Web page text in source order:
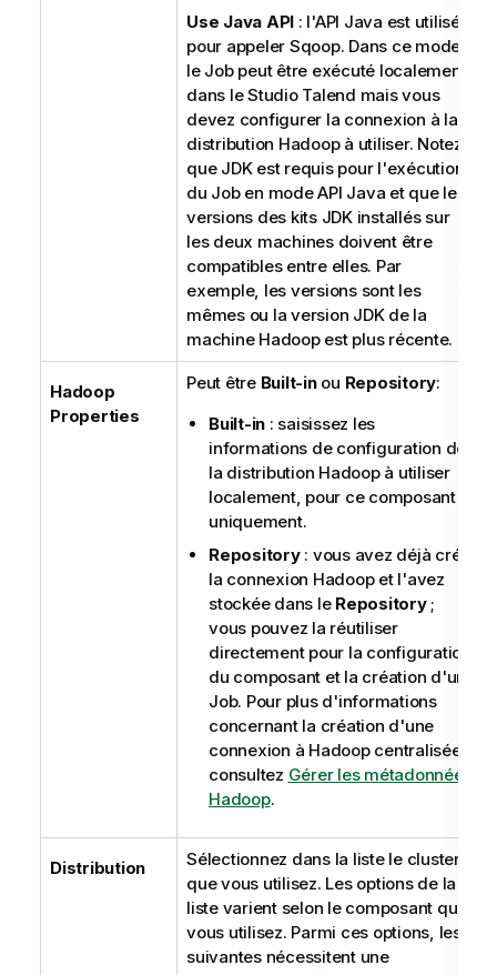
Use Java API : l'API Java est utilisée
pour appeler Sqoop. Dans ce mode,
le Job peut être exécuté localement
dans leStudio Talend mais vous
devez configurer la connexion à la
distribution Hadoop à utiliser. Notez
que JDK est requis pour l'exécution
du Job en mode API Java et que les
versions des kits JDK installés sur
les deux machines doivent être
compatibles entre elles. Par
exemple, les versions sont les
mêmes ou la version JDK de la
machine Hadoop est plus récente.
Hadoop
Properties
Peut être Built-inou Repository:
Built-in : saisissez les
informations de configuration de
la distribution Hadoop à utiliser
localement, pour ce composant
uniquement.
Repository: vous avez déjà créé
la connexion Hadoop et l'avez
stockée dans le Repository;
vous pouvez la réutiliser
directement pour la configuration
du composant et la création d'un
Job. Pour plus d'informations
concernant la création d'une
connexion à Hadoop centralisée,
consultez Gérer les métadonnées
Hadoop.
Distribution
Sélectionnez dans la liste le cluster
que vous utilisez. Les options de la
liste varient selon le composant que
vous utilisez. Parmi ces options, les
suivantes nécessitent une